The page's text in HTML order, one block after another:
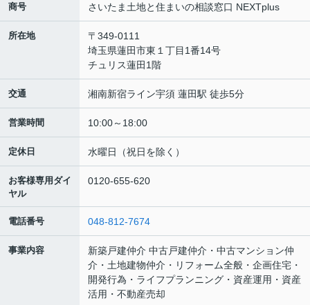
商号 さいたま土地と住まいの相談窓口 NEXTplus
所在地
〒349-0111
埼玉県蓮田市東１丁目1番14号
チュリス蓮田1階
交通 湘南新宿ライン宇須 蓮田駅 徒歩5分
営業時間 10:00～18:00
定休日 水曜日（祝日を除く）
お客様専用ダイ
ヤル
0120-655-620
電話番号 048-812-7674
事業内容
新築戸建仲介 中古戸建仲介・中古マンション仲
介・土地建物仲介・リフォーム全般・企画住宅・
開発行為・ライフプランニング・資産運用・資産
活用・不動産売却